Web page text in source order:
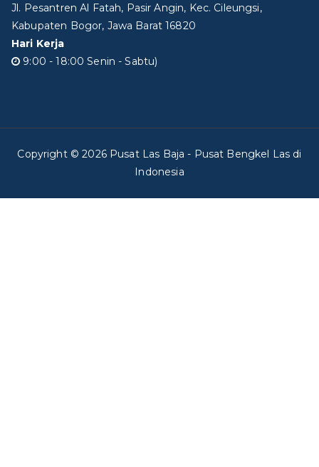
Jl. Pesantren Al Fatah, Pasir Angin, Kec. Cileungsi,
Kabupaten Bogor, Jawa Barat 16820
Hari Kerja
9:00 - 18:00 Senin - Sabtu)
Copyright © 2026 Pusat Las Baja - Pusat Bengkel Las di
Indonesia